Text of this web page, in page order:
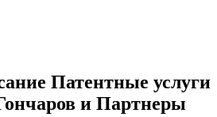
Патентные услуги
и Партнеры